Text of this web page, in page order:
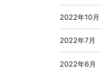
2022年10月
2022年7月
2022年6月